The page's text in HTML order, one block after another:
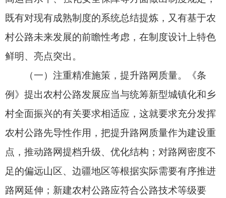
明确由各地结合地形条件、预计交通流量等因素确
切”。
（二）聚焦短板弱项，压实管养责任。《条
例》聚焦农村公路管理养护面临的难点问题，明确
各方职责，强化管养制度设定，进一步压实管养责
任。管理方面，重点明确村道建筑控制区划定管
村公路、电子技术监控设备设置、路域环境综合整
治等要求。养护方面，重点从责任机制、组织模
式、养护方式等方面予以规范，保证农村公路经常
处于良好技术状态，有效延长使用寿命。